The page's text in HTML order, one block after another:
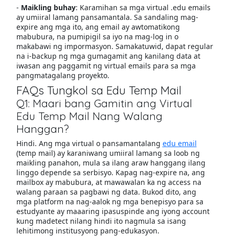
- Maikling buhay: Karamihan sa mga virtual .edu emails
ay umiiral lamang pansamantala. Sa sandaling mag-
expire ang mga ito, ang email ay awtomatikong
mabubura, na pumipigil sa iyo na mag-log in o
makabawi ng impormasyon. Samakatuwid, dapat regular
na i-backup ng mga gumagamit ang kanilang data at
iwasan ang paggamit ng virtual emails para sa mga
pangmatagalang proyekto.
FAQs Tungkol sa Edu Temp Mail
Q1: Maari bang Gamitin ang Virtual
Edu Temp Mail Nang Walang
Hanggan?
Hindi. Ang mga virtual o pansamantalang edu email
(temp mail) ay karaniwang umiiral lamang sa loob ng
maikling panahon, mula sa ilang araw hanggang ilang
linggo depende sa serbisyo. Kapag nag-expire na, ang
mailbox ay mabubura, at mawawalan ka ng access na
walang paraan sa pagbawi ng data. Bukod dito, ang
mga platform na nag-aalok ng mga benepisyo para sa
estudyante ay maaaring ipasuspinde ang iyong account
kung madetect nilang hindi ito nagmula sa isang
lehitimong institusyong pang-edukasyon.